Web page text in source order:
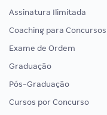
Assinatura Ilimitada
Coaching para Concursos
Exame de Ordem
Graduação
Pós-Graduação
Cursos por Concurso